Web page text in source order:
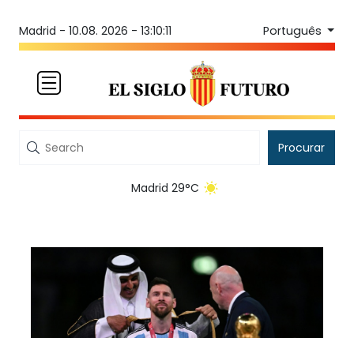
Madrid - 10.08. 2026 - 13:10:11 Português
Procurar
Madrid 29°C